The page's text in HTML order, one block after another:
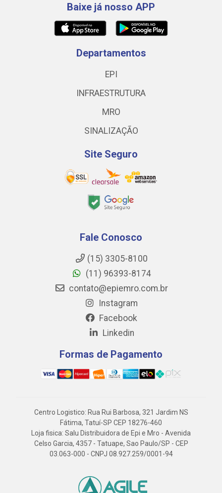
Baixe já nosso APP
Departamentos
EPI
INFRAESTRUTURA
MRO
SINALIZAÇÃO
Site Seguro
Fale Conosco
(15) 3305-8100
(11) 96393-8174
contato@epiemro.com.br
Instagram
Facebook
Linkedin
Formas de Pagamento
Centro Logistico: Rua Rui Barbosa, 321 Jardim NS
Fátima, Tatuí-SP CEP 18276-460
Loja fisica: Salu Distribuidora de Epi e Mro - Avenida
Celso Garcia, 4357 - Tatuape, Sao Paulo/SP - CEP
03.063-000 - CNPJ 08.927.259/0001-94